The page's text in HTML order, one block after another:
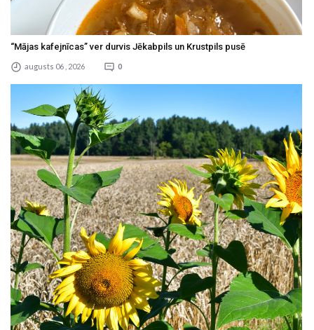
“Mājas kafejnīcas” ver durvis Jēkabpils un Krustpils pusē
augusts 06 , 2026 0